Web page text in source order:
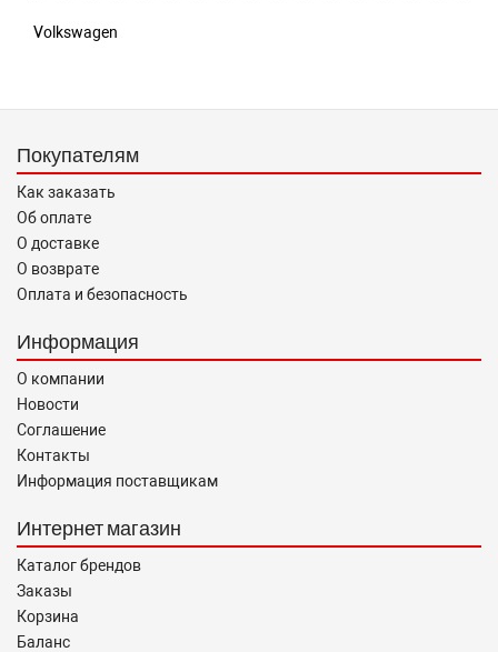
Volkswagen
Покупателям
Как заказать
Об оплате
О доставке
О возврате
Оплата и безопасность
Информация
О компании
Новости
Соглашение
Контакты
Информация поставщикам
Интернет магазин
Каталог брендов
Заказы
Корзина
Баланс